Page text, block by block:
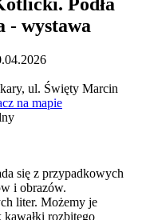
- wystawa
ul. Święty Marcin
na mapie
się z przypadkowych
i obrazów.
liter. Możemy je
kawałki rozbitego